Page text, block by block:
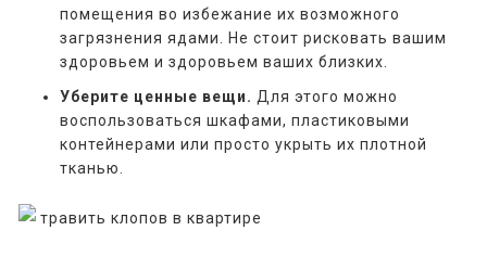
помещения во избежание их возможного
загрязнения ядами. Не стоит рисковать вашим
здоровьем и здоровьем ваших близких.
Уберите ценные вещи. Для этого можно
воспользоваться шкафами, пластиковыми
контейнерами или просто укрыть их плотной
тканью.